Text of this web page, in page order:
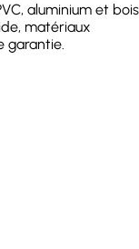
aluminium et bois
matériaux
garantie.